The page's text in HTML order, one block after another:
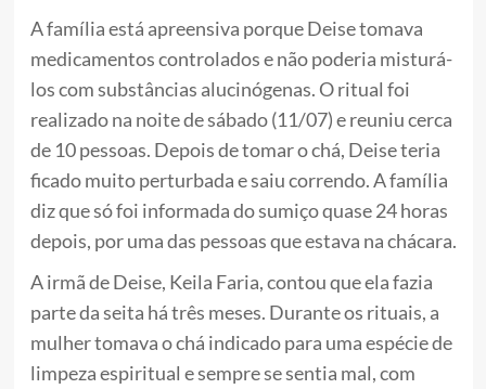
A família está apreensiva porque Deise tomava
medicamentos controlados e não poderia misturá-
los com substâncias alucinógenas. O ritual foi
realizado na noite de sábado (11/07) e reuniu cerca
de 10 pessoas. Depois de tomar o chá, Deise teria
ficado muito perturbada e saiu correndo. A família
diz que só foi informada do sumiço quase 24 horas
depois, por uma das pessoas que estava na chácara.
A irmã de Deise, Keila Faria, contou que ela fazia
parte da seita há três meses. Durante os rituais, a
mulher tomava o chá indicado para uma espécie de
limpeza espiritual e sempre se sentia mal, com